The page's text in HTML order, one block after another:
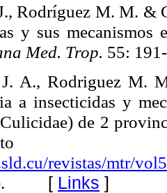
Rodríguez M. M. &
y sus mecanismos
Med. Trop. 55:
A., Rodriguez M.
a insecticidas y
de 2
revistas/mtr/
[ Links ]